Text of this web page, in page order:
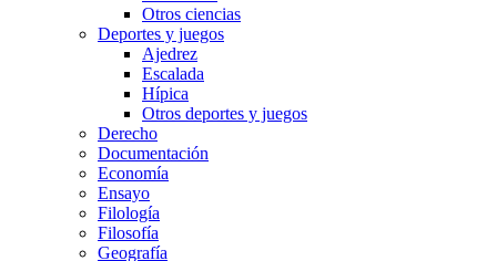
Otros ciencias
Deportes y juegos
Ajedrez
Escalada
Hípica
Otros deportes y juegos
Derecho
Documentación
Economía
Ensayo
Filología
Filosofía
Geografía